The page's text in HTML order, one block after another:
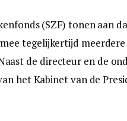
(SZF) tonen aan
tegelijkertijd
de directeur en de
het Kabinet van de